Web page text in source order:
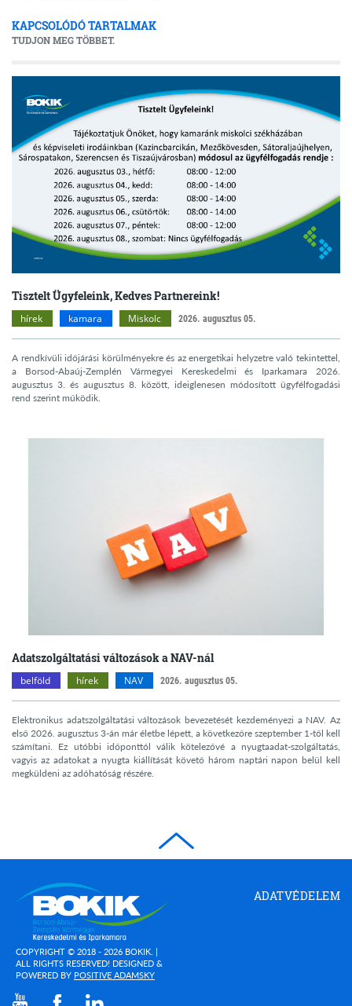
KAPCSOLÓDÓ TARTALMAK
TUDJON MEG TÖBBET.
Tisztelt Ügyfeleink, Kedves Partnereink!
hírek kamara Miskolc 2026. augusztus 05.
A rendkívüli időjárási körülményekre és az energetikai helyzetre való tekintettel,
a Borsod-Abaúj-Zemplén Vármegyei Kereskedelmi és Iparkamara 2026.
augusztus 3. és augusztus 8. között, ideiglenesen módosított ügyfélfogadási
rend szerint működik.
Adatszolgáltatási változások a NAV-nál
belföld hírek NAV 2026. augusztus 05.
Elektronikus adatszolgáltatási változások bevezetését kezdeményezi a NAV. Az
első 2026. augusztus 3-án már életbe lépett, a következőre szeptember 1-től kell
számítani. Ez utóbbi időponttól válik kötelezővé a nyugtaadat-szolgáltatás,
vagyis az adatokat a nyugta kiállítását követő három naptári napon belül kell
megküldeni az adóhatóság részére.
Borsod-
Abaúj-
Zemplén
Megyei
Kereskedelmi
és
Iparkamara
COPYRIGHT © 2018 - 2026 BOKIK. |
ALL RIGHTS RESERVED! DESIGNED &
POWERED BY POSITIVE ADAMSKY(OPEN
(open in new window) (open in new window)
ADATVÉDELEM